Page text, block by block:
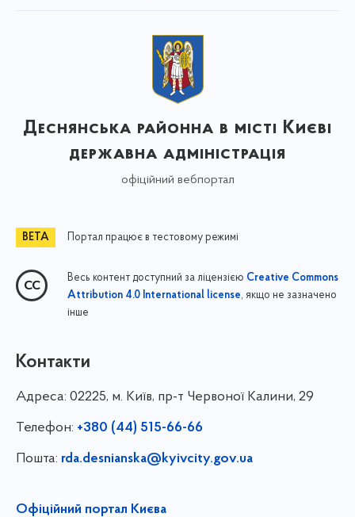
Деснянська районна в місті Києві
державна адміністрація
офіційний вебпортал
Портал працює в тестовому режимі
Весь контент доступний за ліцензією Creative Commons
Attribution 4.0 International license, якщо не зазначено
інше
Контакти
Адреса: 02225, м. Київ, пр-т Червоної Калини, 29
Телефон: +380 (44) 515-66-66
Пошта: rda.desnianska@kyivcity.gov.ua
Офіційний портал Києва